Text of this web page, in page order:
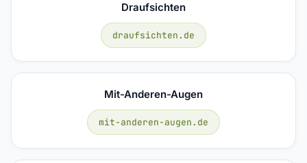
Draufsichten
draufsichten.de
Mit-Anderen-Augen
mit-anderen-augen.de